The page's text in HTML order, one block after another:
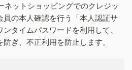
ネットショッピングでのクレジッ
員の本人確認を行う「本人認証サ
タイムパスワードを利用して、
ぎ、不正利用を防止します。